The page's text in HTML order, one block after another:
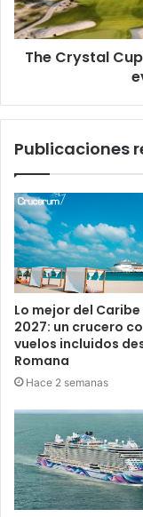
The Crystal
Publicaciones
Lo mejor del Caribe
2027: un crucero
vuelos incluidos
Romana
Hace 2 semanas